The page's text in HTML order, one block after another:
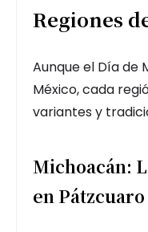
Regiones
Aunque el Día de
México, cada
variantes y
Michoacán:
en Pátzcuaro